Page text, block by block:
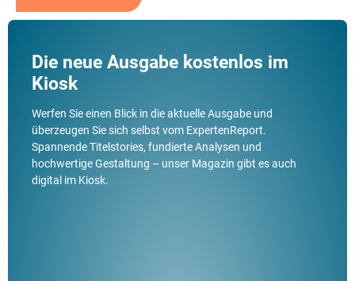
Die neue Ausgabe kostenlos im
Kiosk
Werfen Sie einen Blick in die aktuelle Ausgabe und
überzeugen Sie sich selbst vom ExpertenReport.
Spannende Titelstories, fundierte Analysen und
hochwertige Gestaltung – unser Magazin gibt es auch
digital im Kiosk.